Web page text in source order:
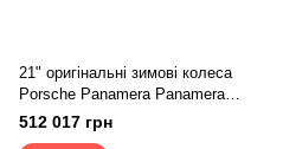
21" оригінальні зимові колеса
Porsche Panamera Panamera
Turbo S 976
(976601025T/976601025B)
512 017 грн